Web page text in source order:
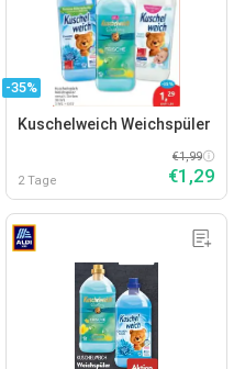
-35%
Kuschelweich Weichspüler
2 Tage
€1,99
€1,29